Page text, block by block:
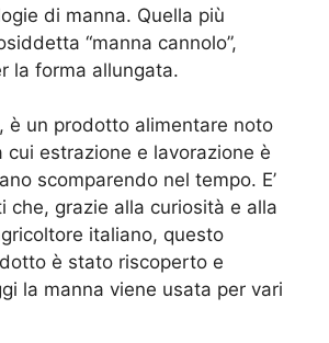
di manna. Quella più
“manna cannolo”,
la forma allungata.
è un prodotto alimentare noto
cui estrazione e lavorazione è
scomparendo nel tempo. E’
che, grazie alla curiosità e alla
italiano, questo
è stato riscoperto e
la manna viene usata per vari